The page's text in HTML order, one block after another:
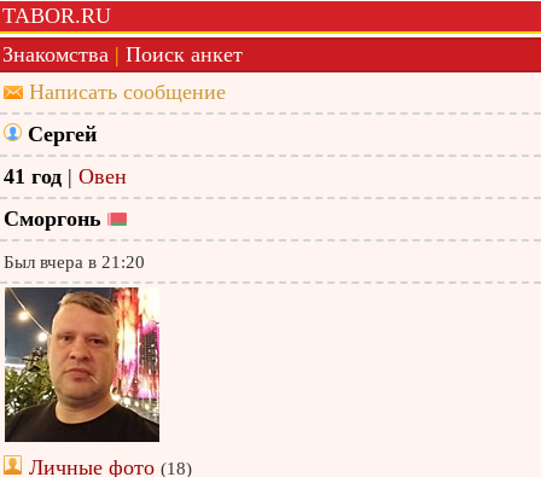
TABOR.RU
Знакомства | Поиск анкет
Написать сообщение
Сергей
41 год | Овен
Сморгонь
Был вчера в 21:20
Личные фото (18)